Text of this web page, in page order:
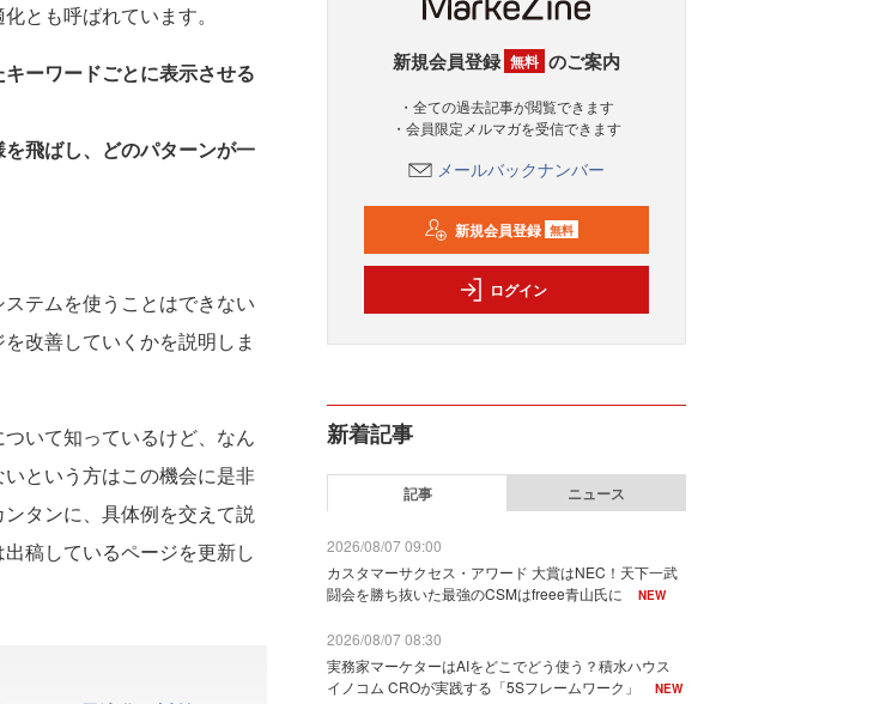
とも呼ばれています。
ーワードごとに表示させる
飛ばし、どのパターンが一
テムを使うことはできない
改善していくかを説明しま
いて知っているけど、なん
という方はこの機会に是非
タンに、具体例を交えて説
稿しているページを更新し
新規会員登録 無料 のご案内
・全ての過去記事が閲覧できます
・会員限定メルマガを受信できます
メールバックナンバー
新規会員登録 無料
ログイン
新着記事
記事 ニュース
2026/08/07 09:00
カスタマーサクセス・アワード 大賞はNEC！天下一武
闘会を勝ち抜いた最強のCSMはfreee青山氏に
NEW
2026/08/07 08:30
実務家マーケターはAIをどこでどう使う？積水ハウス
イノコム CROが実践する「5Sフレームワーク」
NEW